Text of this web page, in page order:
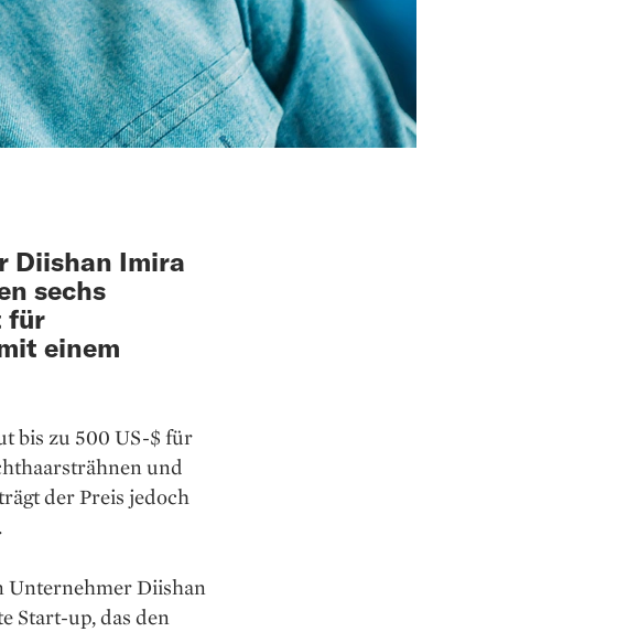
Diishan Imira
sechs
für
einem
bis zu 500 US-$ für
und
der Preis jedoch
Unternehmer Diishan
Start-up, das den